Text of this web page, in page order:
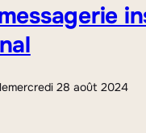
mercredi 28 août 2024